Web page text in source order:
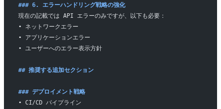
### 6. エラーハンドリング戦略の強化
現在の記載では API エラーのみですが、以下も必要：
• ネットワークエラー
• アプリケーションエラー
• ユーザーへのエラー表示方針
## 推奨する追加セクション
### デプロイメント戦略
• CI/CD パイプライン